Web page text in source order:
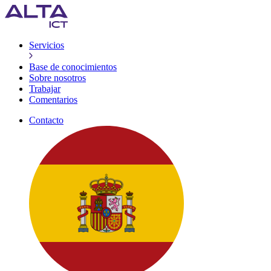
Servicios
Base de conocimientos
Sobre nosotros
Trabajar
Comentarios
Contacto